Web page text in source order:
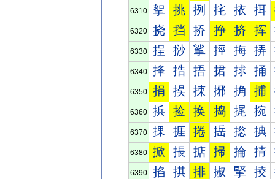
6310 挐 挑 挒 挓 挔 挕
6320 挠 挡 挢 挣 挤 挥
6330 挰 挱 挲 挳 挴 挵
6340 捀 捁 捂 捃 捄 捅
6350 捐 捑 捒 捓 捔 捕
6360 捠 捡 换 捣 捤 捥
6370 捰 捱 捲 捳 捴 捵
6380 掀 掁 掂 掃 掄 掅
6390 掐 掑 排 掓 掔 掕